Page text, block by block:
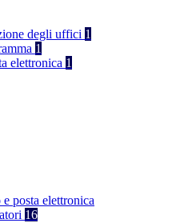
degli uffici 1
1
elettronica 1
posta elettronica
16